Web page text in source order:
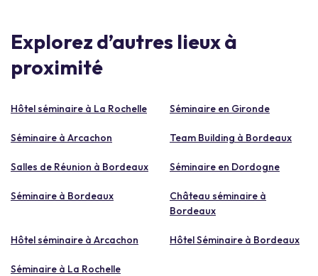
Explorez d’autres lieux à
proximité
Hôtel séminaire à La Rochelle Séminaire en Gironde
Séminaire à Arcachon Team Building à Bordeaux
Salles de Réunion à Bordeaux Séminaire en Dordogne
Séminaire à Bordeaux
Château séminaire à
Bordeaux
Hôtel séminaire à Arcachon Hôtel Séminaire à Bordeaux
Séminaire à La Rochelle